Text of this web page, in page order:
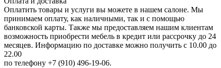
Оплатить товары и услуги вы можете в нашем салоне. Мы
принимаем оплату, как наличными, так и с помощью
банковской карты. Также мы предоставляем нашим клиентам
возможность приобрести мебель в кредит или рассрочку до 24
месяцев. Информацию по доставке можно получить с 10.00 до
22.00
по телефону +7 (910) 496-19-06.